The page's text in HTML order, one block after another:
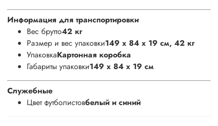
Информация для транспортировки
Вес брутто42 кг
Размер и вес упаковки149 х 84 х 19 см, 42 кг
УпаковкаКартонная коробка
Габариты упаковки149 х 84 х 19 см
Служебные
Цвет футболистовбелый и синий